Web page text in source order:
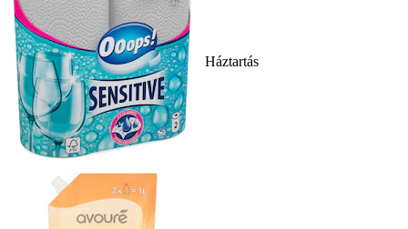
Háztartás